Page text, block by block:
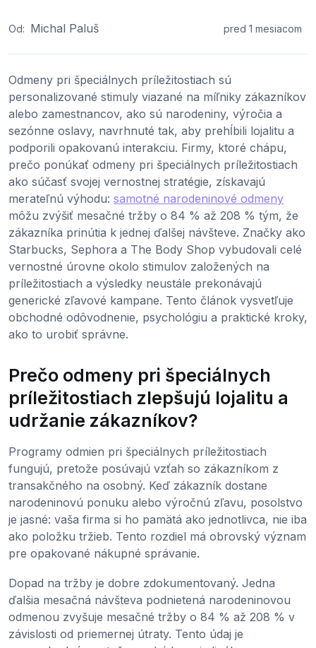
Od: Michal Paluš pred 1 mesiacom
Odmeny pri špeciálnych príležitostiach sú
personalizované stimuly viazané na míľniky zákazníkov
alebo zamestnancov, ako sú narodeniny, výročia a
sezónne oslavy, navrhnuté tak, aby prehĺbili lojalitu a
podporili opakovanú interakciu. Firmy, ktoré chápu,
prečo ponúkať odmeny pri špeciálnych príležitostiach
ako súčasť svojej vernostnej stratégie, získavajú
merateľnú výhodu: samotné narodeninové odmeny
môžu zvýšiť mesačné tržby o 84 % až 208 % tým, že
zákazníka prinútia k jednej ďalšej návšteve. Značky ako
Starbucks, Sephora a The Body Shop vybudovali celé
vernostné úrovne okolo stimulov založených na
príležitostiach a výsledky neustále prekonávajú
generické zľavové kampane. Tento článok vysvetľuje
obchodné odôvodnenie, psychológiu a praktické kroky,
ako to urobiť správne.
Prečo odmeny pri špeciálnych
príležitostiach zlepšujú lojalitu a
udržanie zákazníkov?
Programy odmien pri špeciálnych príležitostiach
fungujú, pretože posúvajú vzťah so zákazníkom z
transakčného na osobný. Keď zákazník dostane
narodeninovú ponuku alebo výročnú zľavu, posolstvo
je jasné: vaša firma si ho pamätá ako jednotlivca, nie iba
ako položku tržieb. Tento rozdiel má obrovský význam
pre opakované nákupné správanie.
Dopad na tržby je dobre zdokumentovaný. Jedna
ďalšia mesačná návšteva podnietená narodeninovou
odmenou zvyšuje mesačné tržby o 84 % až 208 % v
závislosti od priemernej útraty. Tento údaj je